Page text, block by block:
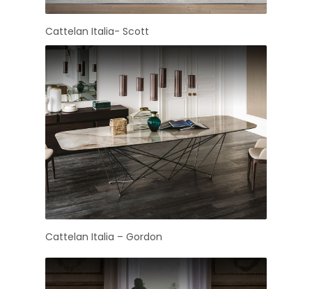
Cattelan Italia- Scott
Cattelan Italia – Gordon